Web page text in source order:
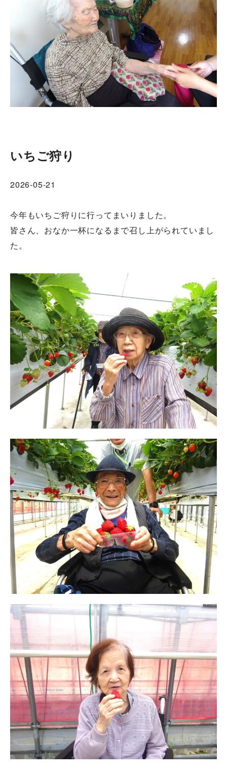
いちご狩り
2026-05-21
今年もいちご狩りに行ってまいりました。
皆さん、おなか一杯になるまで召し上がられていまし
た。